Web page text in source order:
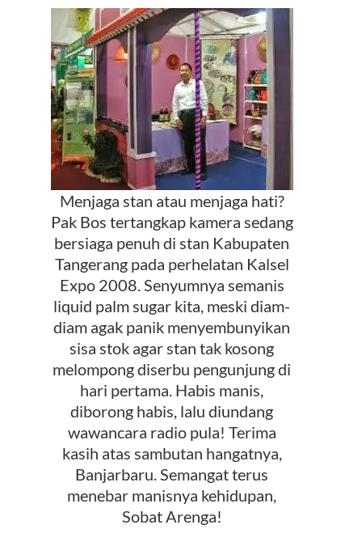
Laris
Manis
di
Kalsel
Expo
Hingga
Masuk
Radio
Menjaga stan atau menjaga hati?
Pak Bos tertangkap kamera sedang
bersiaga penuh di stan Kabupaten
Tangerang pada perhelatan Kalsel
Expo 2008. Senyumnya semanis
liquid palm sugar kita, meski diam-
diam agak panik menyembunyikan
sisa stok agar stan tak kosong
melompong diserbu pengunjung di
hari pertama. Habis manis,
diborong habis, lalu diundang
wawancara radio pula! Terima
kasih atas sambutan hangatnya,
Banjarbaru. Semangat terus
menebar manisnya kehidupan,
Sobat Arenga!